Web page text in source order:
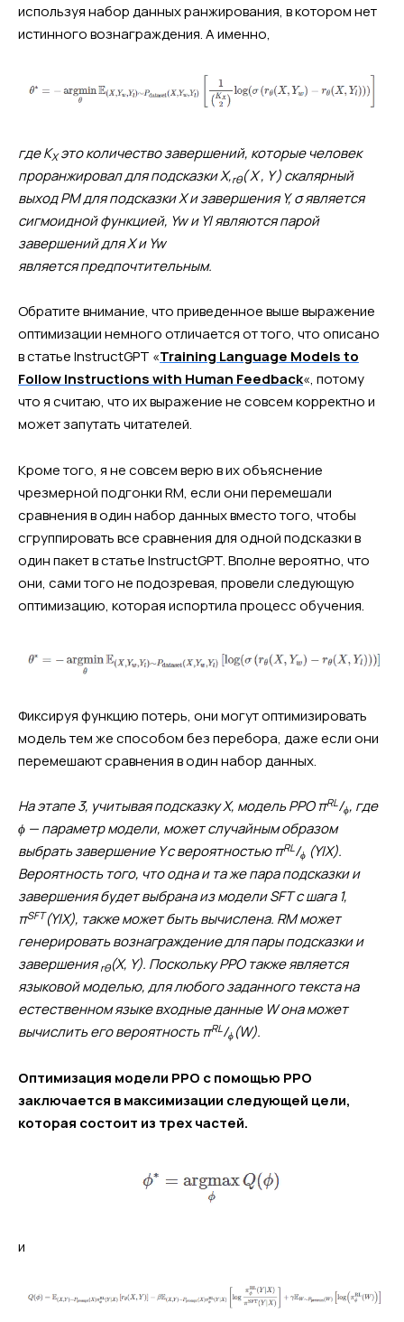
используя набор данных ранжирования, в котором нет
истинного вознаграждения. А именно,
где KXэто количество завершений, которые человек
проранжировал для подсказки X,rθ( X , Y ) скалярный
выход РМ для подсказки X и завершения Y, σ является
сигмоидной функцией, Yw и Yl являются парой
завершений для X и Yw
является предпочтительным.
Обратите внимание, что приведенное выше выражение
оптимизации немного отличается от того, что описано
в статье InstructGPT «Training Language Models to
Follow Instructions with Human Feedback«, потому
что я считаю, что их выражение не совсем корректно и
может запутать читателей.
Кроме того, я не совсем верю в их объяснение
чрезмерной подгонки RM, если они перемешали
сравнения в один набор данных вместо того, чтобы
сгруппировать все сравнения для одной подсказки в
один пакет в статье InstructGPT. Вполне вероятно, что
они, сами того не подозревая, провели следующую
оптимизацию, которая испортила процесс обучения.
Фиксируя функцию потерь, они могут оптимизировать
модель тем же способом без перебора, даже если они
перемешают сравнения в один набор данных.
На этапе 3, учитывая подсказку X, модель PPO πRL /ϕ, где
ϕ — параметр модели, может случайным образом
выбрать завершение Y с вероятностью πRL /ϕ (Y|X).
Вероятность того, что одна и та же пара подсказки и
завершения будет выбрана из модели SFT с шага 1,
πSFT(Y|X), также может быть вычислена. RM может
генерировать вознаграждение для пары подсказки и
завершенияrθ(X, Y). Поскольку PPO также является
языковой моделью, для любого заданного текста на
естественном языке входные данные W она может
вычислить его вероятность πRL /ϕ (W).
Оптимизация модели PPO с помощью PPO
заключается в максимизации следующей цели,
которая состоит из трех частей.
и